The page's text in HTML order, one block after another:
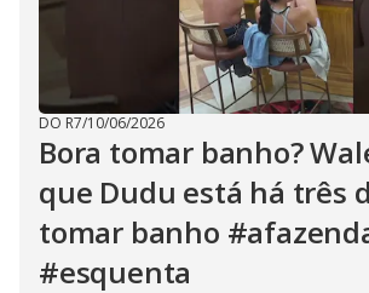
DO R7/10/06/2026
Bora tomar banho?
que Dudu está há três
tomar banho
#esquenta